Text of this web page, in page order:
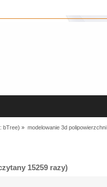
bTree) » modelowanie 3d polipowierzchni
15259 razy)